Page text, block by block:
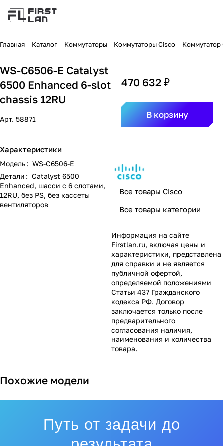
Главная Каталог Коммутаторы Коммутаторы Cisco Коммутатор
WS-C6506-E Catalyst
6500 Enhanced 6-slot
chassis 12RU
Арт. 58871
Характеристики
Модель: WS-C6506-E
Детали: Catalyst 6500
Enhanced, шасси с 6 слотами,
12RU, без PS, без кассеты
вентиляторов
470 632 ₽
В корзину
Все товары Cisco
Все товары категории
Информация на сайте
Firstlan.ru, включая цены и
характеристики, представлена
для справки и не является
публичной офертой,
определяемой положениями
Статьи 437 Гражданского
кодекса РФ. Договор
заключается только после
предварительного
согласования наличия,
наименования и количества
товара.
Похожие модели
Путь от задачи до